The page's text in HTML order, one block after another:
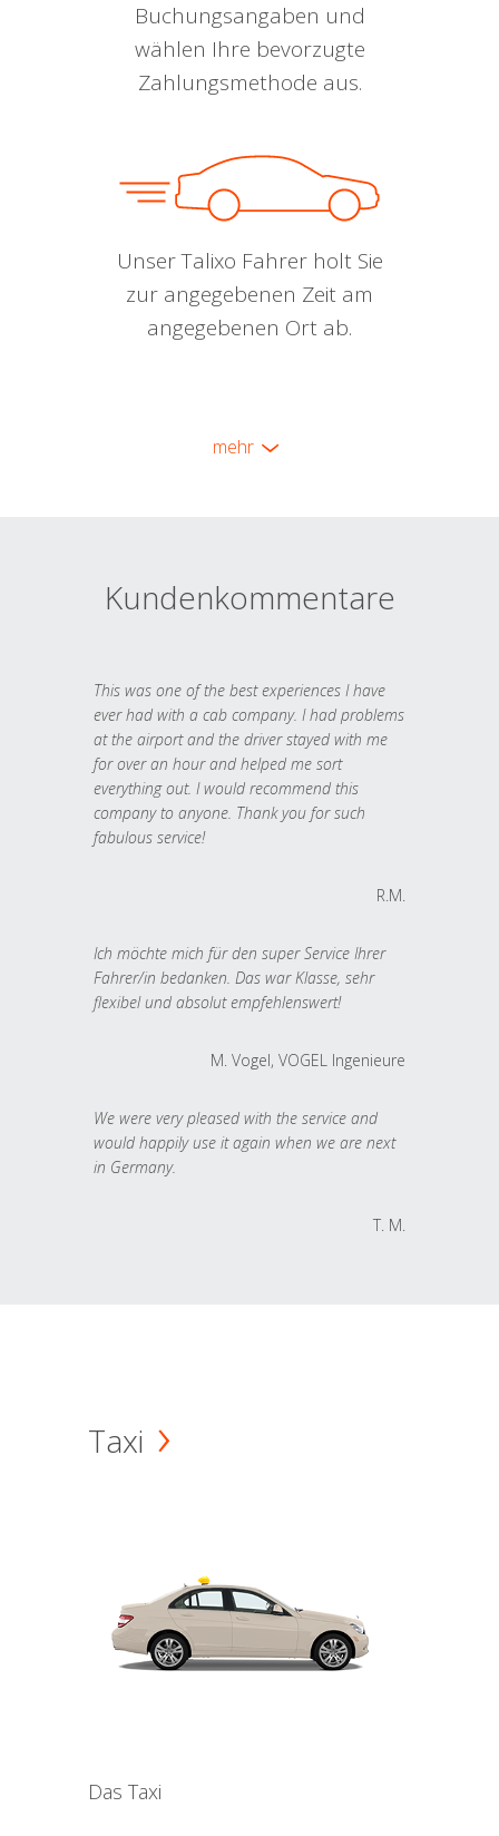
Buchungsangaben und
wählen Ihre bevorzugte
Zahlungsmethode aus.
Unser Talixo Fahrer holt Sie
zur angegebenen Zeit am
angegebenen Ort ab.
mehr
Kundenkommentare
This was one of the best experiences I have
ever had with a cab company. I had problems
at the airport and the driver stayed with me
for over an hour and helped me sort
everything out. I would recommend this
company to anyone. Thank you for such
fabulous service!
R.M.
Ich möchte mich für den super Service Ihrer
Fahrer/in bedanken. Das war Klasse, sehr
flexibel und absolut empfehlenswert!
M. Vogel, VOGEL Ingenieure
We were very pleased with the service and
would happily use it again when we are next
in Germany.
T. M.
Taxi
Das Taxi